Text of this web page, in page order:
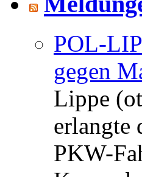
POL-
gegen
Lippe
erlangte
PKW-